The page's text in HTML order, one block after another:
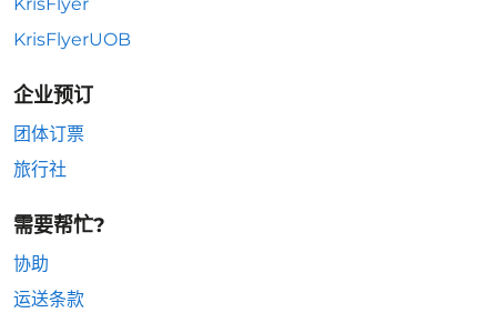
KrisFlyerUOB
企业预订
团体订票
旅行社
需要帮忙?
协助
运送条款